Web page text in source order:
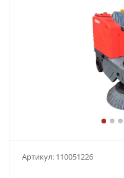
Артикул: 110051226